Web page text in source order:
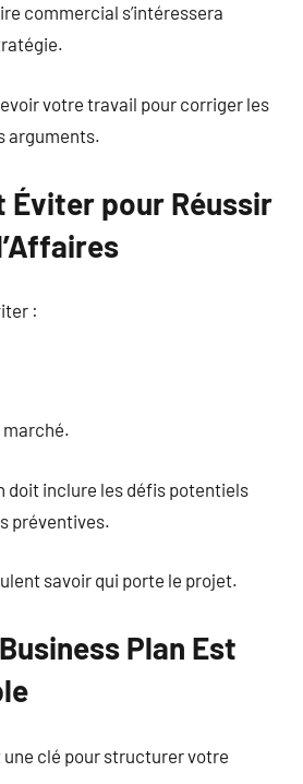
commercial s’intéressera
votre travail pour corriger les
arguments.
Éviter pour Réussir
:
marché.
doit inclure les défis potentiels
préventives.
savoir qui porte le projet.
Plan Est
une clé pour structurer votre